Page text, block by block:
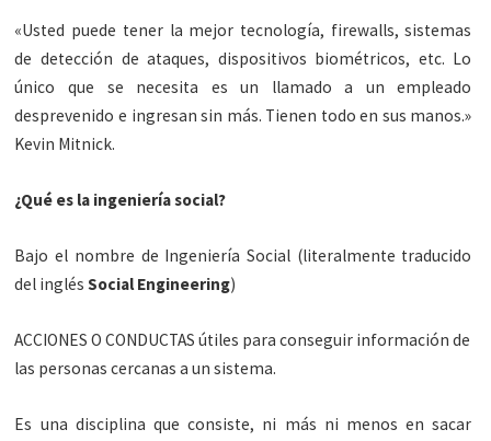
«Usted puede tener la mejor tecnología, firewalls, sistemas
de detección de ataques, dispositivos biométricos, etc. Lo
único que se necesita es un llamado a un empleado
desprevenido e ingresan sin más. Tienen todo en sus manos.»
Kevin Mitnick.
¿Qué es la ingeniería social?
Bajo el nombre de Ingeniería Social (literalmente traducido
del inglésSocial Engineering)
ACCIONES O CONDUCTAS útiles para conseguir información de
las personas cercanas a un sistema.
Es una disciplina que consiste, ni más ni menos en sacar